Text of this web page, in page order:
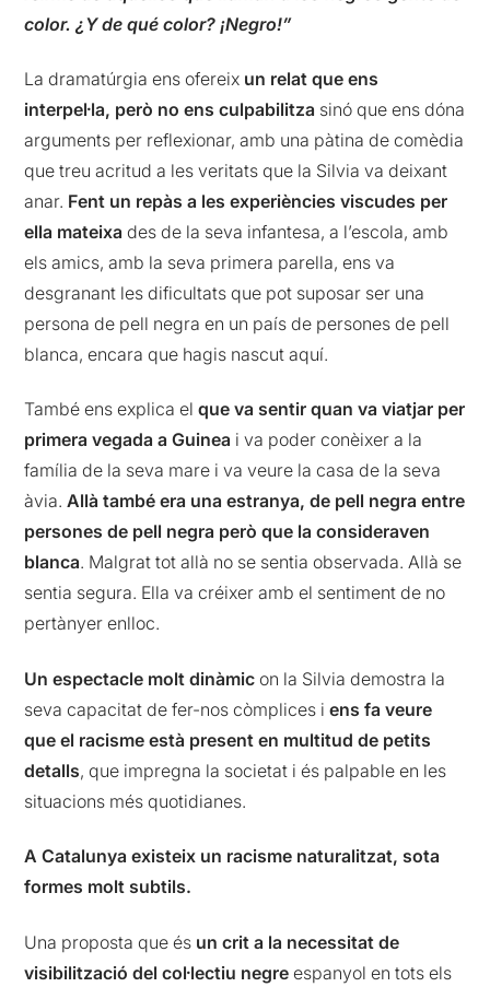
color. ¿Y de qué color? ¡Negro!”
La dramatúrgia ens ofereix un relat que ens
interpel·la, però no ens culpabilitza sinó que ens dóna
arguments per reflexionar, amb una pàtina de comèdia
que treu acritud a les veritats que la Silvia va deixant
anar. Fent un repàs a les experiències viscudes per
ella mateixa des de la seva infantesa, a l’escola, amb
els amics, amb la seva primera parella, ens va
desgranant les dificultats que pot suposar ser una
persona de pell negra en un país de persones de pell
blanca, encara que hagis nascut aquí.
També ens explica elque va sentir quan va viatjar per
primera vegada a Guinea i va poder conèixer a la
família de la seva mare i va veure la casa de la seva
àvia.Allà també era una estranya, de pell negra entre
persones de pell negra però que la consideraven
blanca. Malgrat tot allà no se sentia observada. Allà se
sentia segura. Ella va créixer amb el sentiment de no
pertànyer enlloc.
Un espectacle molt dinàmic on la Silvia demostra la
seva capacitat de fer-nos còmplices iens fa veure
que el racisme està present en multitud de petits
detalls, que impregna la societat i és palpable en les
situacions més quotidianes.
A Catalunya existeix un racisme naturalitzat, sota
formes molt subtils.
Una proposta que és un crit a la necessitat de
visibilització del col·lectiu negre espanyol en tots els